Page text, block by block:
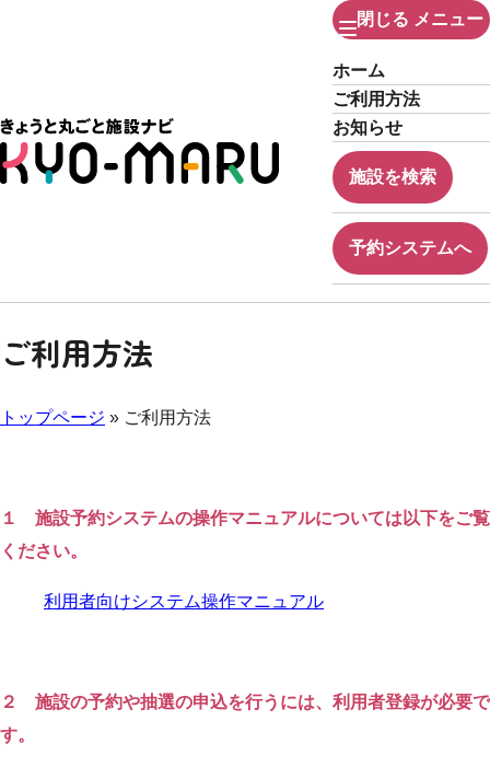
閉じる メニュー
ホーム
ご利用方法
お知らせ
施設を検索
予約システムへ
ご利用方法
トップページ » ご利用方法
１ 施設予約システムの操作マニュアルについては以下をご覧
ください。
利用者向けシステム操作マニュアル
２ 施設の予約や抽選の申込を行うには、利用者登録が必要で
す。